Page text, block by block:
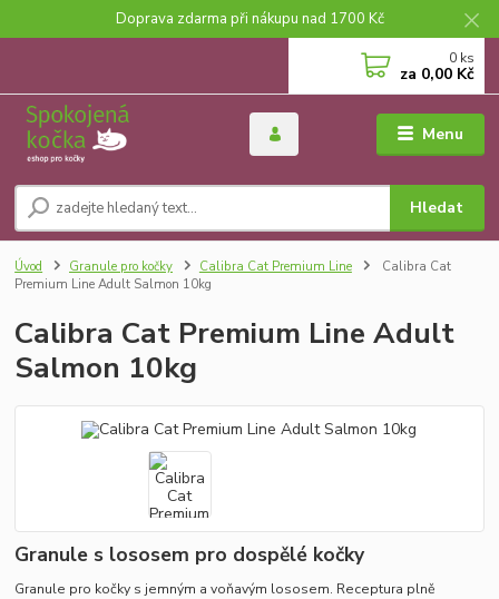
Doprava zdarma při nákupu nad 1700 Kč
Menu
Hledat
0 ks
za 0,00 Kč
Úvod Granule pro kočky Calibra Cat Premium Line
Calibra Cat
Premium Line Adult Salmon 10kg
Calibra Cat Premium Line Adult
Salmon 10kg
Granule s lososem pro dospělé kočky
Granule pro kočky s jemným a voňavým lososem. Receptura plně